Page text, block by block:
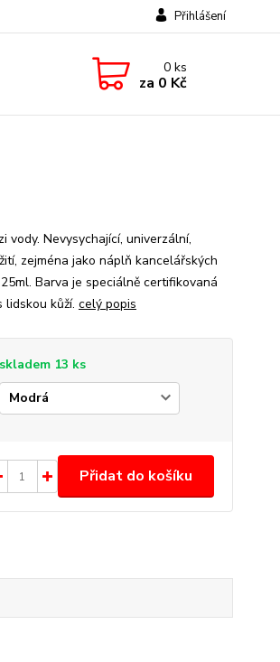
Přihlášení
0ks
za 0 Kč
vody. Nevysychající, univerzální,
zejména jako náplň kancelářských
Barva je speciálně certifikovaná
kůží. celý popis
skladem 13 ks
Přidat do košíku